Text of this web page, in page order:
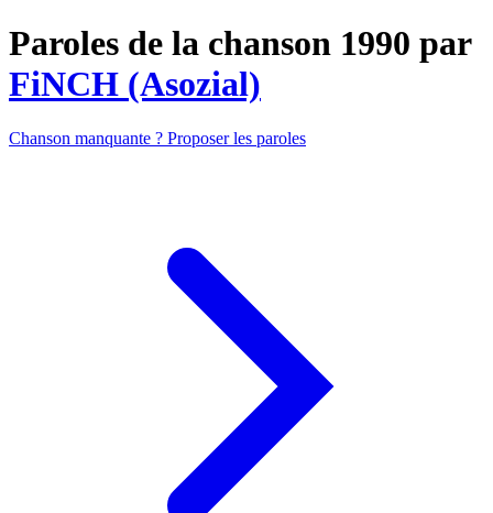
Paroles de la chanson 1990 par
FiNCH (Asozial)
Chanson manquante ? Proposer les paroles